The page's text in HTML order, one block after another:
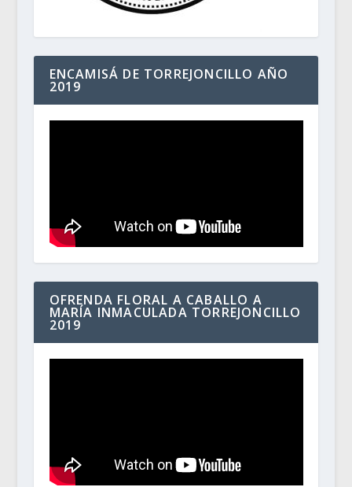
ENCAMISÁ DE TORREJONCILLO AÑO
2019
OFRENDA FLORAL A CABALLO A
MARÍA INMACULADA TORREJONCILLO
2019